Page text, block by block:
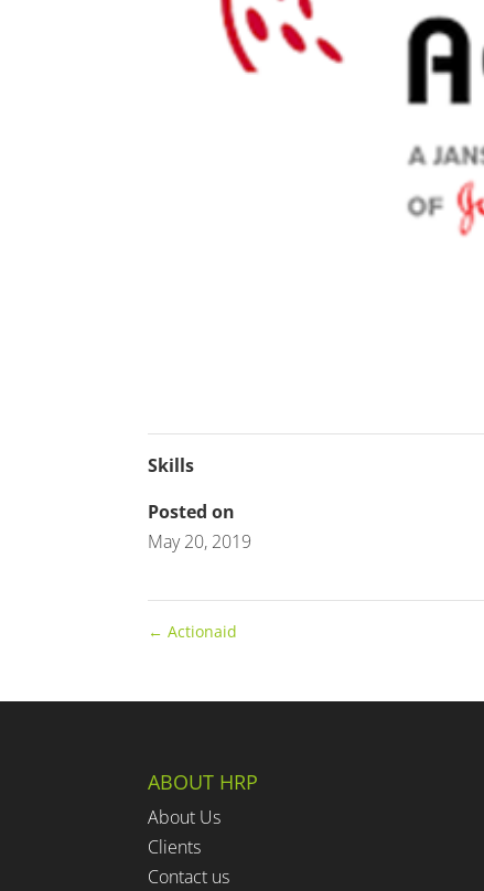
Skills
Posted on
May 20, 2019
← Actionaid
ABOUT HRP
About Us
Clients
Contact us